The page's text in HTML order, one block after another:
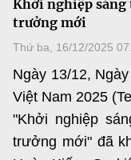
Sở Khoa học và
Chuyển đổi số
Sở hữu trí tuệ
Tiêu chuẩn, đo
Văn bản QPPL
Lấy ý kiến người
MST IOFFICE
THỐNG KÊ
Khoa học và
Đổi mới sáng tạo
Multimedia
THƯ ĐIỆN TỬ
Khởi nghiệp
trưởng mới
Thứ ba, 16/12/2025
Ngày 13/12,
Việt Nam 2025
"Khởi nghiệp
trưởng mới" đã